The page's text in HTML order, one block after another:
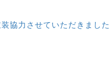
協力させていただきました